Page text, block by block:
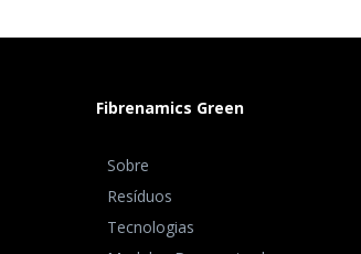
Fibrenamics Green
Sobre
Resíduos
Tecnologias